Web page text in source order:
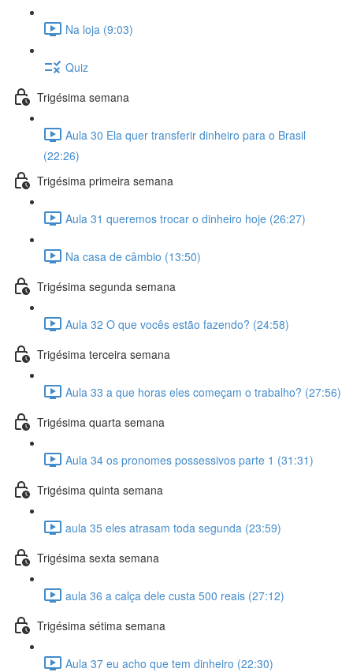
Na loja (9:03)
Quiz
Trigésima semana
Aula 30 Ela quer transferir dinheiro para o Brasil
(22:26)
Trigésima primeira semana
Aula 31 queremos trocar o dinheiro hoje (26:27)
Na casa de câmbio (13:50)
Trigésima segunda semana
Aula 32 O que vocês estão fazendo? (24:58)
Trigésima terceira semana
Aula 33 a que horas eles começam o trabalho? (27:56)
Trigésima quarta semana
Aula 34 os pronomes possessivos parte 1 (31:31)
Trigésima quinta semana
aula 35 eles atrasam toda segunda (23:59)
Trigésima sexta semana
aula 36 a calça dele custa 500 reais (27:12)
Trigésima sétima semana
Aula 37 eu acho que tem dinheiro (22:30)